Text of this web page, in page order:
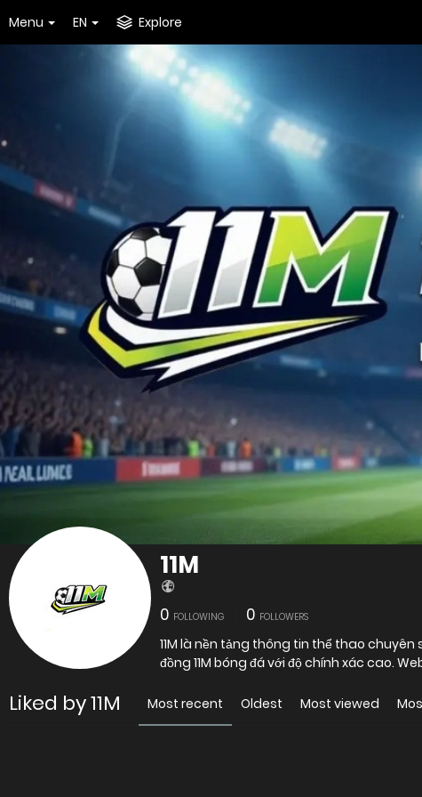
Menu EN Explore
11M
0 FOLLOWING 0 FOLLOWERS
11M là nền tảng thông tin thể thao chuyên
đồng 11M bóng đá với độ chính xác cao.
Liked by 11M Most recent Oldest Most viewed